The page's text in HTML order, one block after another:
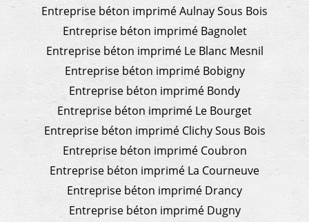
Entreprise béton imprimé Aulnay Sous Bois
Entreprise béton imprimé Bagnolet
Entreprise béton imprimé Le Blanc Mesnil
Entreprise béton imprimé Bobigny
Entreprise béton imprimé Bondy
Entreprise béton imprimé Le Bourget
Entreprise béton imprimé Clichy Sous Bois
Entreprise béton imprimé Coubron
Entreprise béton imprimé La Courneuve
Entreprise béton imprimé Drancy
Entreprise béton imprimé Dugny